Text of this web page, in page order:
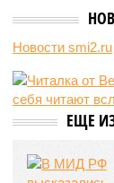
11:43
Новости smi2.ru
ЕЩЕ